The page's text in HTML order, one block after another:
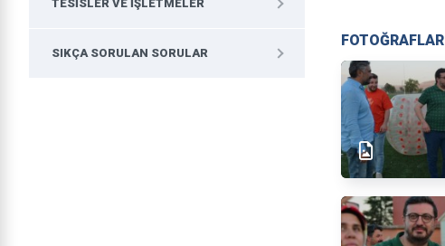
FOTOĞRAFLAR
TESISLER VE İŞLETMELER
SIKÇA SORULAN SORULAR